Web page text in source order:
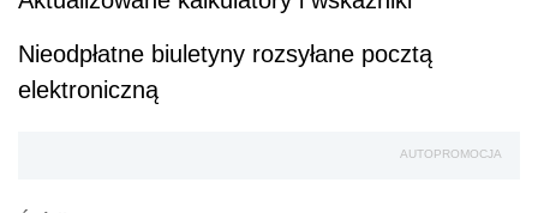
Nieodpłatne biuletyny rozsyłane pocztą
elektroniczną
AUTOPROMOCJA